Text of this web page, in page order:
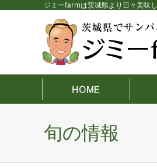
ジミーfarmは茨城県より日々美味
旬の情報